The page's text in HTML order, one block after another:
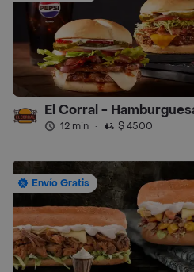
El Corral -
12 min · $ 4500
Envío Gratis